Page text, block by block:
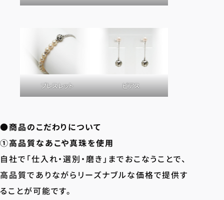
ブレスレット ピアス
●商品のこだわりについて
①高品質なあこや真珠を使用
自社で「仕入れ・選別・磨き」までおこなうことで、
高品質でありながらリーズナブルな価格で提供す
ることが可能です。